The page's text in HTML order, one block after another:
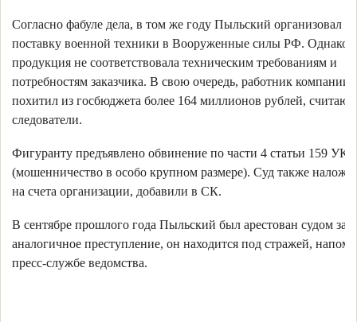
Согласно фабуле дела, в том же году Пыльский организовал
поставку военной техники в Вооруженные силы РФ. Однако
продукция не соответствовала техническим требованиям и
потребностям заказчика. В свою очередь, работник компании
похитил из госбюджета более 164 миллионов рублей, считают
следователи.
Фигуранту предъявлено обвинение по части 4 статьи 159 УК
(мошенничество в особо крупном размере). Суд также
на счета организации, добавили в СК.
В сентябре прошлого года Пыльский был арестован судом за
аналогичное преступление, он находится под стражей,
пресс-службе ведомства.